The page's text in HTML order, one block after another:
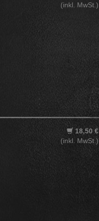
(inkl. MwSt.)
18,50 €
(inkl. MwSt.)